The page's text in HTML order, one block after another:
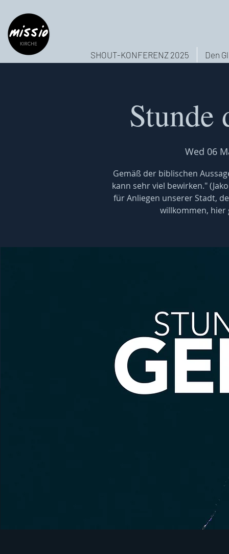
Den
SHOUT-KONFERENZ 2025
Stunde
Wed 06
Gemäß der biblischen
kann sehr viel bewirken."
für Anliegen unserer Stadt,
willkommen, hier